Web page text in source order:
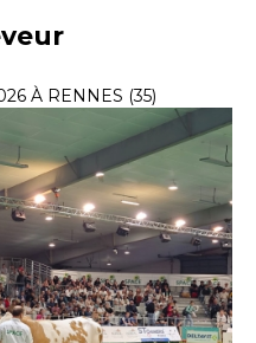
À RENNES (35)